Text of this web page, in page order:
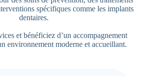
spécifiques comme les implants
dentaires.
et bénéficiez d’un accompagnement
environnement moderne et accueillant.